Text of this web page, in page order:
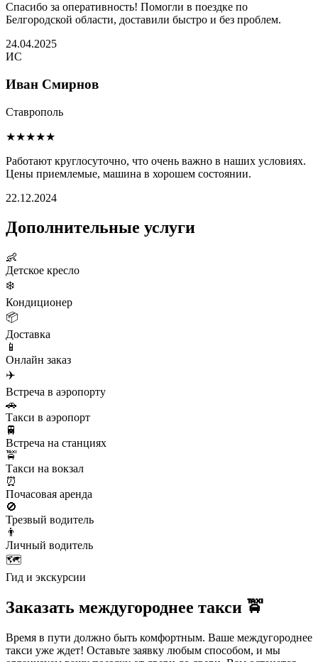
Спасибо за оперативность! Помогли в поездке по
Белгородской области, доставили быстро и без проблем.
24.04.2025
ИС
Иван Смирнов
Ставрополь
★★★★★
Работают круглосуточно, что очень важно в наших условиях.
Цены приемлемые, машина в хорошем состоянии.
22.12.2024
Дополнительные услуги
👶
Детское кресло
❄️
Кондиционер
📦
Доставка
📱
Онлайн заказ
✈️
Встреча в аэропорту
🚗
Такси в аэропорт
🚆
Встреча на станциях
🚖
Такси на вокзал
⏰
Почасовая аренда
🚫
Трезвый водитель
👨
Личный водитель
🗺️
Гид и экскурсии
Заказать междугороднее такси 🚖
Время в пути должно быть комфортным. Ваше междугороднее
такси уже ждет! Оставьте заявку любым способом, и мы